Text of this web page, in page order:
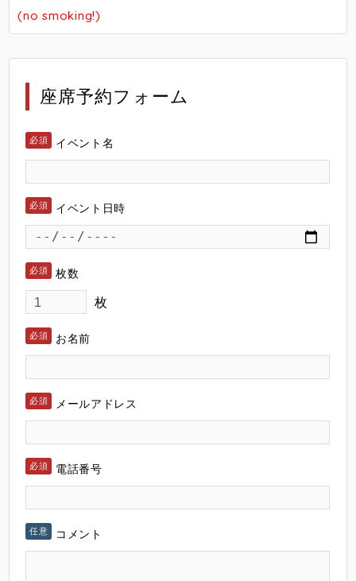
(no smoking!)
座席予約フォーム
イベント名
イベント日時
枚数
枚
お名前
メールアドレス
電話番号
コメント